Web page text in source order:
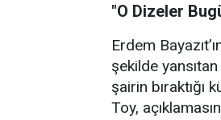
"O Dizeler
Erdem
şekilde
şairin bıraktığı
Toy,